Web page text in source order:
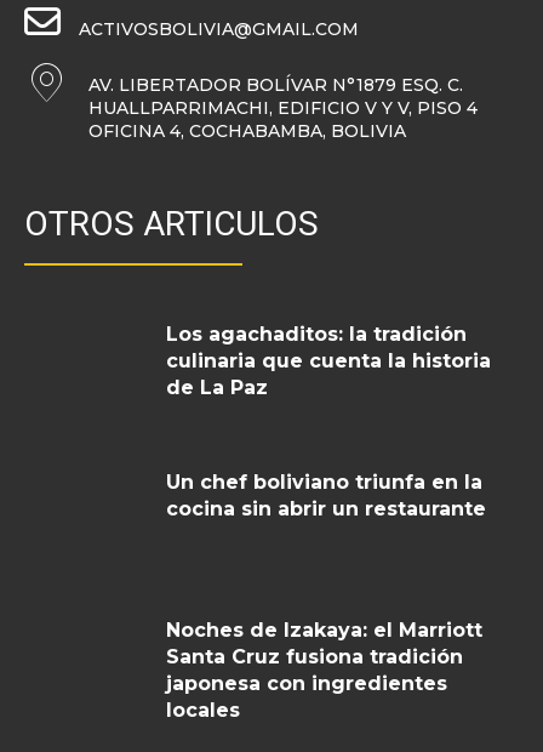
ACTIVOSBOLIVIA@GMAIL.COM
AV. LIBERTADOR BOLÍVAR N°1879 ESQ. C.
HUALLPARRIMACHI, EDIFICIO V Y V, PISO 4
OFICINA 4, COCHABAMBA, BOLIVIA
OTROS ARTICULOS
Los agachaditos: la tradición
culinaria que cuenta la historia
de La Paz
Un chef boliviano triunfa en la
cocina sin abrir un restaurante
Noches de Izakaya: el Marriott
Santa Cruz fusiona tradición
japonesa con ingredientes
locales